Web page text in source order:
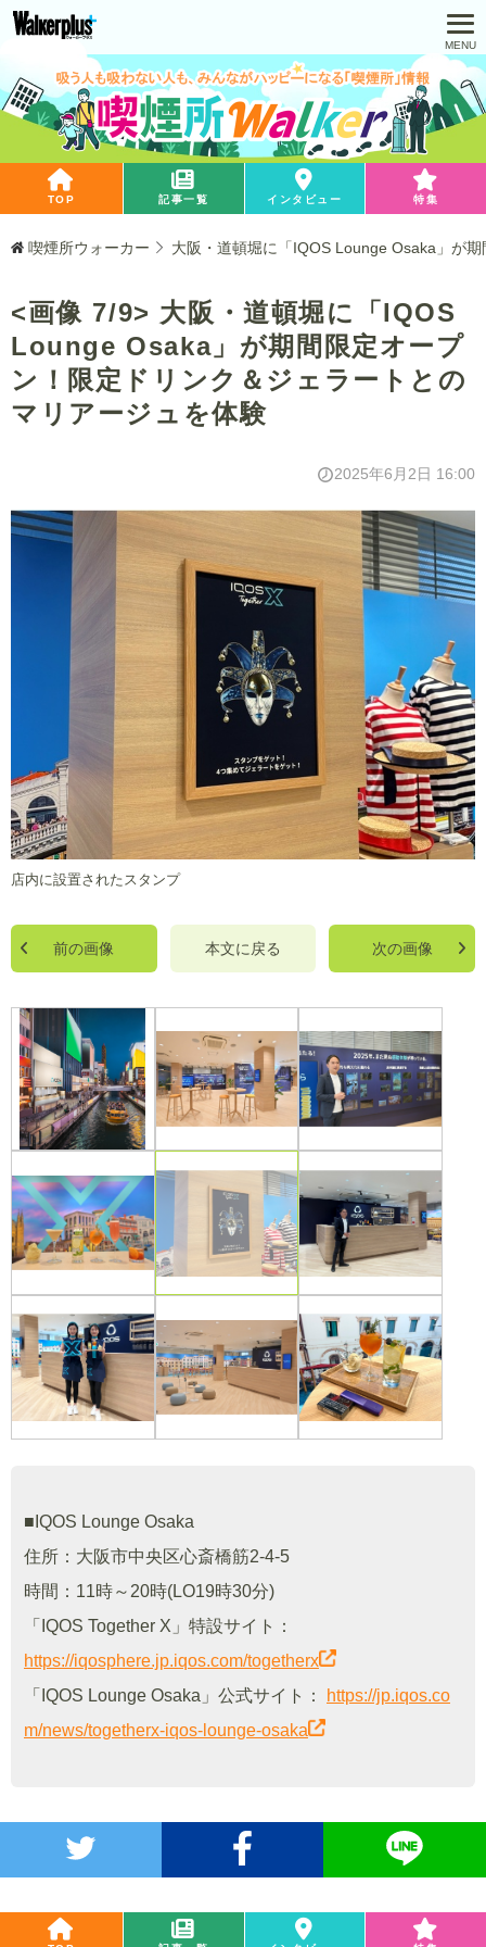
TOP 記事一覧 インタビュー 特集
喫煙所ウォーカー 大阪・道頓堀に「IQOS Lounge Osaka」が
<画像 7/9> 大阪・道頓堀に「IQOS
Lounge Osaka」が期間限定オープ
ン！限定ドリンク＆ジェラートとの
マリアージュを体験
2025年6月2日 16:00
店内に設置されたスタンプ
前の画像 本文に戻る 次の画像
■IQOS Lounge Osaka
住所：大阪市中央区心斎橋筋2-4-5
時間：11時～20時(LO19時30分)
「IQOS Together X」特設サイト：
https://iqosphere.jp.iqos.com/togetherx
「IQOS Lounge Osaka」公式サイト：
https://jp.iqos.co
m/news/togetherx-iqos-lounge-osaka